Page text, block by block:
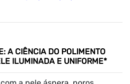
A CIÊNCIA DO POLIMENTO
ILUMINADA E UNIFORME*